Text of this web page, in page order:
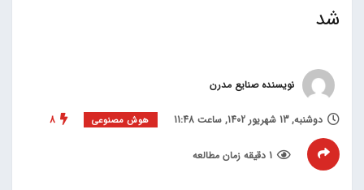
شد
نویسنده صنایع مدرن
دوشنبه, 13 شهریور 1402, ساعت 11:48 هوش مصنوعی 8
1 دقیقه زمان مطالعه